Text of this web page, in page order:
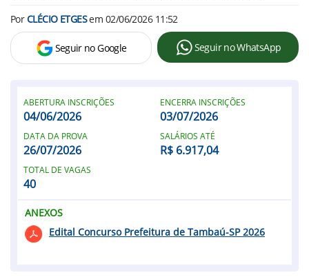
PorCLÉCIO ETGESem 02/06/2026 11:52
Seguir no Google Seguir no WhatsApp
ABERTURA INSCRIÇÕES
04/06/2026
ENCERRA INSCRIÇÕES
03/07/2026
DATA DA PROVA
26/07/2026
SALÁRIOS ATÉ
R$ 6.917,04
TOTAL DE VAGAS
40
ANEXOS
Edital Concurso Prefeitura de Tambaú-SP 2026